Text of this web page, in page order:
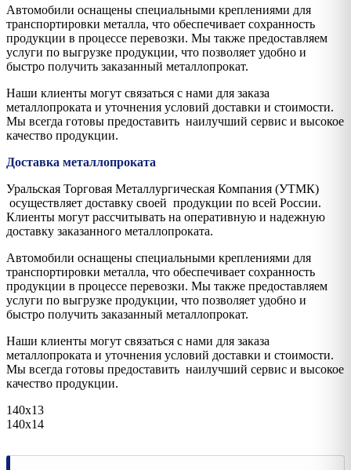
Автомобили оснащены специальными креплениями для
транспортировки металла, что обеспечивает сохранность
продукции в процессе перевозки. Мы также предоставляем
услуги по выгрузке продукции, что позволяет удобно и
быстро получить заказанный металлопрокат.
Наши клиенты могут связаться с нами для заказа
металлопроката и уточнения условий доставки и стоимости.
Мы всегда готовы предоставить наилучший сервис и высокое
качество продукции.
Доставка металлопроката
Уральская Торговая Металлургическая Компания (УТМК)
осуществляет доставку своей продукции по всей России.
Клиенты могут рассчитывать на оперативную и надежную
доставку заказанного металлопроката.
Автомобили оснащены специальными креплениями для
транспортировки металла, что обеспечивает сохранность
продукции в процессе перевозки. Мы также предоставляем
услуги по выгрузке продукции, что позволяет удобно и
быстро получить заказанный металлопрокат.
Наши клиенты могут связаться с нами для заказа
металлопроката и уточнения условий доставки и стоимости.
Мы всегда готовы предоставить наилучший сервис и высокое
качество продукции.
140х13
140х14